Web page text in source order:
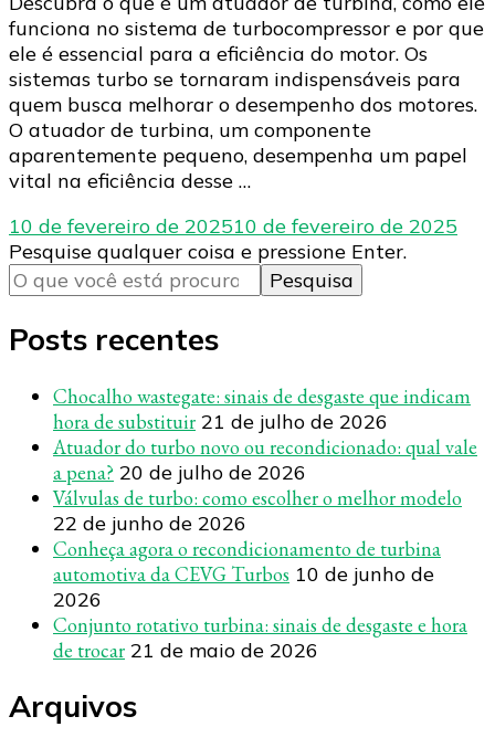
funciona no sistema de turbocompressor e por que
ele é essencial para a eficiência do motor. Os
sistemas turbo se tornaram indispensáveis para
quem busca melhorar o desempenho dos motores.
O atuador de turbina, um componente
aparentemente pequeno, desempenha um papel
vital na eficiência desse …
10 de fevereiro de 202510 de fevereiro de 2025
Procurando
algo?
Pesquise qualquer coisa e pressione Enter.
Posts recentes
Chocalho wastegate: sinais de desgaste que indicam
hora de substituir 21 de julho de 2026
Atuador do turbo novo ou recondicionado: qual vale
a pena? 20 de julho de 2026
Válvulas de turbo: como escolher o melhor modelo
22 de junho de 2026
Conheça agora o recondicionamento de turbina
automotiva da CEVG Turbos 10 de junho de
2026
Conjunto rotativo turbina: sinais de desgaste e hora
de trocar 21 de maio de 2026
Arquivos